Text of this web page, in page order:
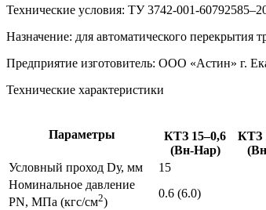
Технические условия: ТУ3742-001-6079
Назначение: для автоматического
Предприятие изготовитель: ООО «Астин» г.
Технические характеристики
Параметры
КТЗ 15–0,6
(Вн-Нар)
КТЗ
(
Условный проход Dу, мм
15
Номинальное давление
РN, МПа (кгс/см2)
0.6 (6.0)